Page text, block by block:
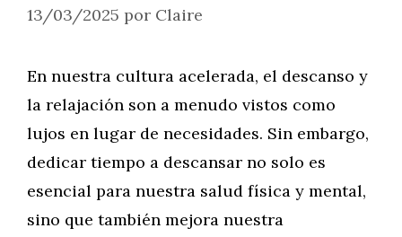
13/03/2025 por Claire
En nuestra cultura acelerada, el descanso y
la relajación son a menudo vistos como
lujos en lugar de necesidades. Sin embargo,
dedicar tiempo a descansar no solo es
esencial para nuestra salud física y mental,
sino que también mejora nuestra